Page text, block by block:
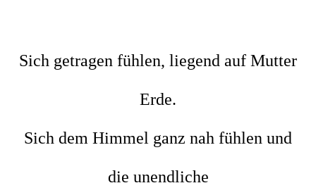
Sich getragen fühlen, liegend auf Mutter
Erde.
Sich dem Himmel ganz nah fühlen und
die unendliche